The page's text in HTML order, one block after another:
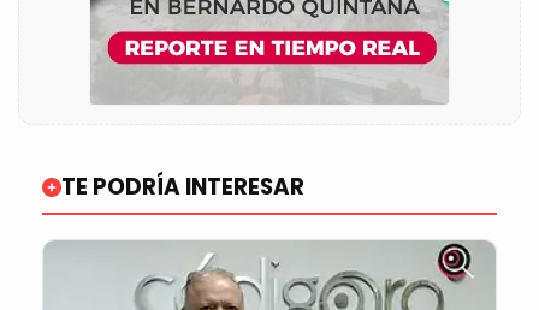
TE PODRÍA INTERESAR